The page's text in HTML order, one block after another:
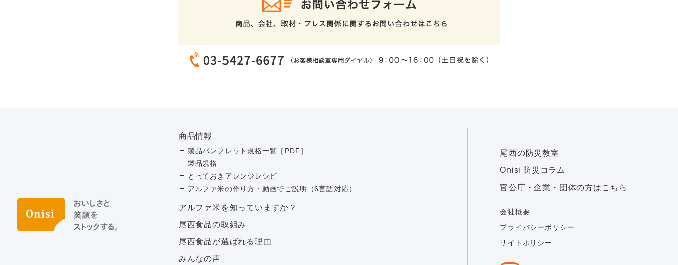
商品情報
製品パンフレット規格一覧［PDF］
製品規格
とっておきアレンジレシピ
アルファ米の作り方・動画でご説明（6言語対応）
アルファ⽶を知っていますか？
尾西食品の取組み
尾西食品が選ばれる理由
みんなの声
尾西の防災教室
Onisi 防災コラム
官公庁・企業・団体の方はこちら
会社概要
プライバシーポリシー
サイトポリシー